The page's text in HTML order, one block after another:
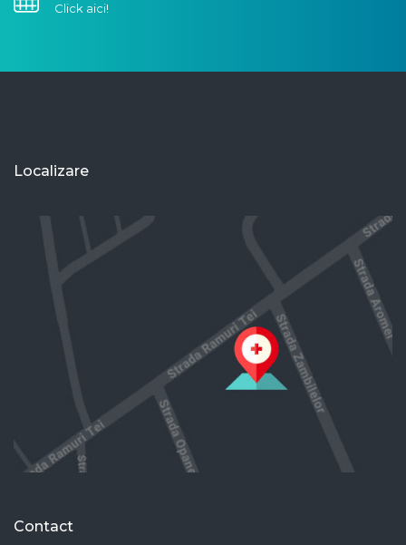
Click aici!
Localizare
Contact